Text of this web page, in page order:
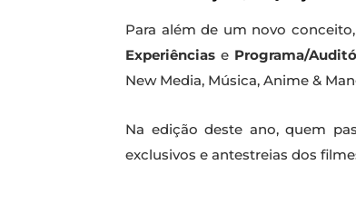
Para além de um novo
Experiênciase Programa/
New Media, Música, Anime &
Na edição deste ano, quem
exclusivos e antestreias dos